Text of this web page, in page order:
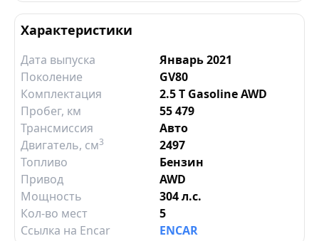
Характеристики
Дата выпуска
Январь 2021
Поколение
GV80
Комплектация
2.5 T Gasoline AWD
Пробег, км
55 479
Трансмиссия
Авто
Двигатель, см3
2497
Топливо
Бензин
Привод
AWD
Мощность
304 л.с.
Кол-во мест
5
Ссылка на Encar
ENCAR